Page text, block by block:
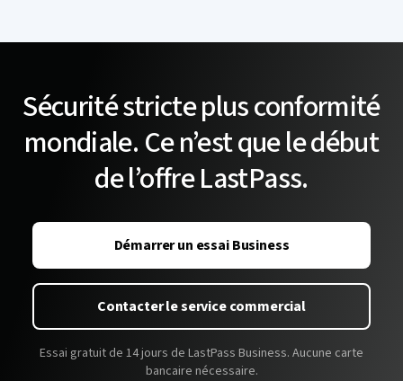
Sécurité stricte plus conformité
mondiale. Ce n’est que le début
de l’offre LastPass.
Démarrer un essai Business
Contacter le service commercial
Essai gratuit de 14 jours de LastPass Business. Aucune carte
bancaire nécessaire.